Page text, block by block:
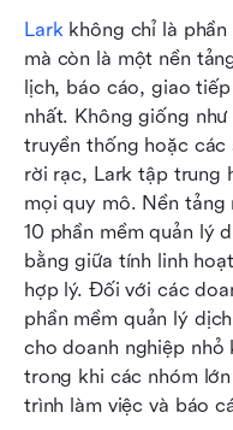
Lark không chỉ là
mà còn là một nền
lịch, báo cáo, giao
nhất. Không giống
truyền thống hoặc các
rời rạc, Lark tập trung
mọi quy mô. Nền
10 phần mềm quản lý
bằng giữa tính linh
hợp lý. Đối với các
phần mềm quản lý
cho doanh nghiệp nhỏ
trong khi các nhóm
trình làm việc và báo